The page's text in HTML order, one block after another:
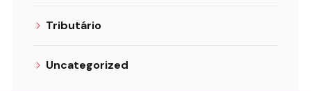
Tributário
Uncategorized